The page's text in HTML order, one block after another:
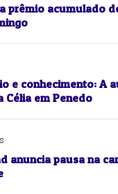
prêmio acumulado
e conhecimento: A
Célia em Penedo
anuncia pausa na